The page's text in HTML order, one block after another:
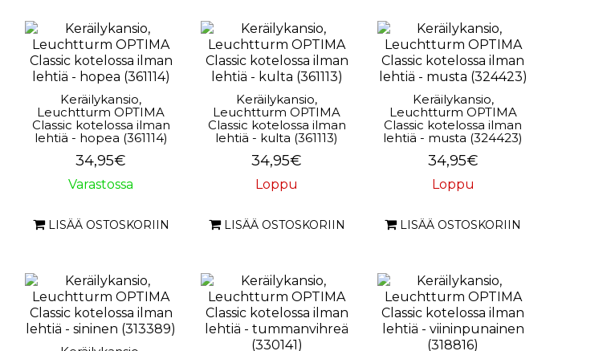
Keräilykansio,
Leuchtturm OPTIMA
Classic kotelossa ilman
lehtiä - hopea (361114)
34,95€
Varastossa
LISÄÄ OSTOSKORIIN
Keräilykansio,
Leuchtturm OPTIMA
Classic kotelossa ilman
lehtiä - kulta (361113)
34,95€
Loppu
LISÄÄ OSTOSKORIIN
Keräilykansio,
Leuchtturm OPTIMA
Classic kotelossa ilman
lehtiä - musta (324423)
34,95€
Loppu
LISÄÄ OSTOSKORIIN